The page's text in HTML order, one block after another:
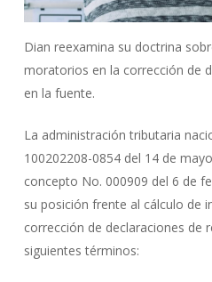
Dian reexamina su doctrina
moratorios en la corrección de
en la fuente.
La administración tributaria
100202208-0854 del 14 de
concepto No. 000909 del 6 de
su posición frente al cálculo de
corrección de declaraciones de
siguientes términos: